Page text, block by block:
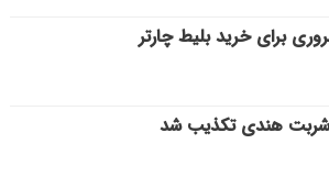
برای خرید بلیط چارتر
شربت هندی تکذیب شد